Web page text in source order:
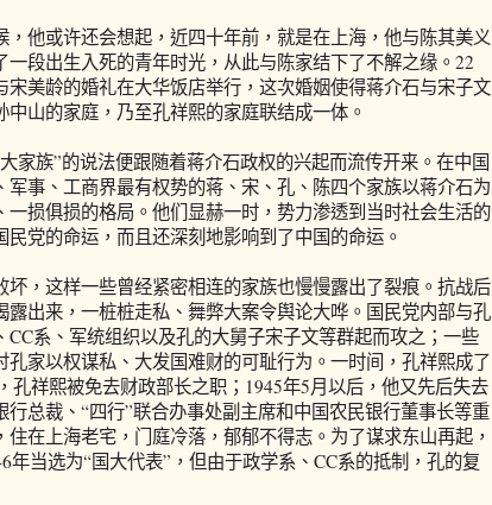
他或许还会想起，近四十年前，就是在上海，他与陈其美义
一段出生入死的青年时光，从此与陈家结下了不解之缘。22
宋美龄的婚礼在大华饭店举行，这次婚姻使得蒋介石与宋子文
山的家庭，乃至孔祥熙的家庭联结成一体。
族”的说法便跟随着蒋介石政权的兴起而流传开来。在中国
军事、工商界最有权势的蒋、宋、孔、陈四个家族以蒋介石为
一损俱损的格局。他们显赫一时，势力渗透到当时社会生活的
党的命运，而且还深刻地影响到了中国的命运。
，这样一些曾经紧密相连的家族也慢慢露出了裂痕。抗战后
露出来，一桩桩走私、舞弊大案令舆论大哗。国民党内部与孔
CC系、军统组织以及孔的大舅子宋子文等群起而攻之；一些
孔家以权谋私、大发国难财的可耻行为。一时间，孔祥熙成了
孔祥熙被免去财政部长之职；1945年5月以后，他又先后失去
行总裁、“四行”联合办事处副主席和中国农民银行董事长等重
在上海老宅，门庭冷落，郁郁不得志。为了谋求东山再起，
年当选为“国大代表”，但由于政学系、CC系的抵制，孔的复